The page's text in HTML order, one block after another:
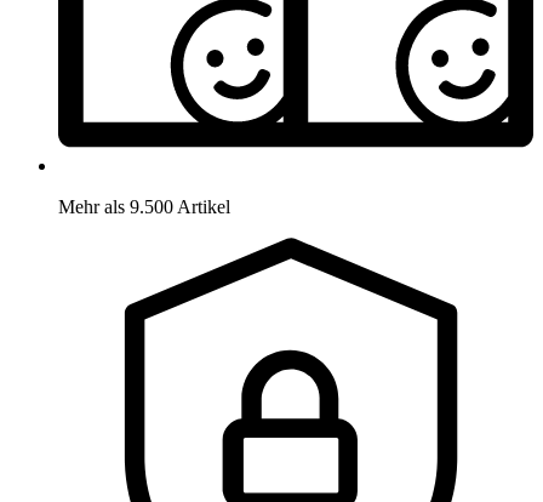
Mehr als 9.500 Artikel